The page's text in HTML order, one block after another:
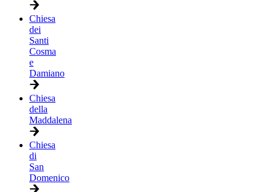
Chiesa
dei
Santi
Cosma
e
Damiano
Chiesa
della
Maddalena
Chiesa
di
San
Domenico